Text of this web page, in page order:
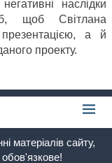
наслідки
б, щоб Світлана
а й
проекту.
матеріалів сайту,